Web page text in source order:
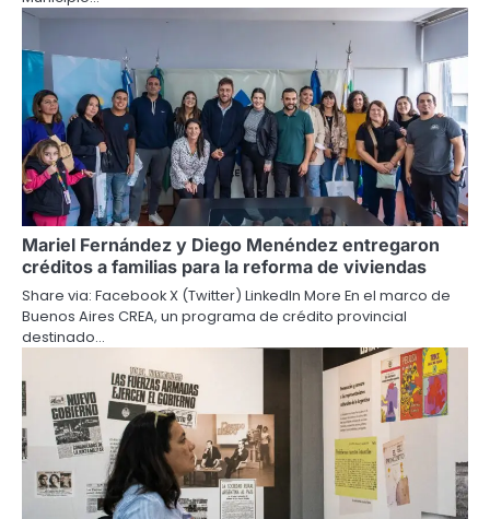
Mariel Fernández y Diego Menéndez entregaron
créditos a familias para la reforma de viviendas
Share via: Facebook X (Twitter) LinkedIn More En el marco de
Buenos Aires CREA, un programa de crédito provincial
destinado…